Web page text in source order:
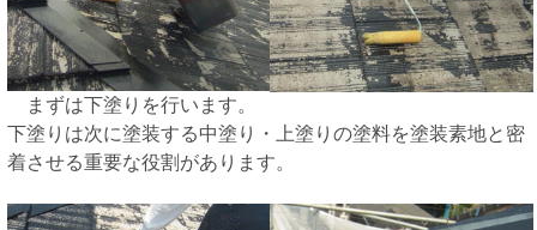
まずは下塗りを行います。
下塗りは次に塗装する中塗り・上塗りの塗料を塗装素地と密
着させる重要な役割があります。